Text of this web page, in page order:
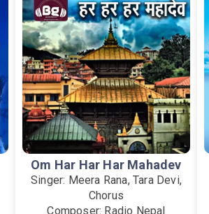
Om Har Har Har Mahadev
Singer: Meera Rana, Tara Devi,
Chorus
Composer: Radio Nepal